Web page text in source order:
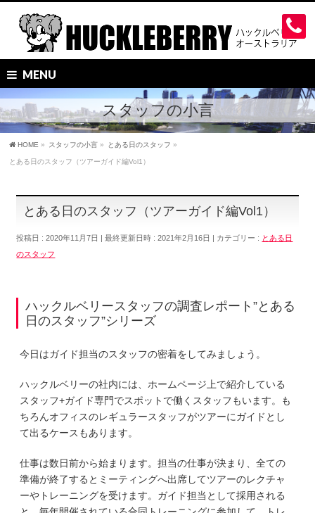
MENU
スタッフの小言
HOME » スタッフの小言 » とある日のスタッフ »
とある日のスタッフ（ツアーガイド編Vol1）
とある日のスタッフ（ツアーガイド編Vol1）
投稿日 : 2020年11月7日 最終更新日時 : 2021年2月16日 カテゴリー : とある日
のスタッフ
ハックルベリースタッフの調査レポート”とある
日のスタッフ”シリーズ
今日はガイド担当のスタッフの密着をしてみましょう。
ハックルベリーの社内には、ホームページ上で紹介している
スタッフ+ガイド専門でスポットで働くスタッフもいます。も
ちろんオフィスのレギュラースタッフがツアーにガイドとし
て出るケースもあります。
仕事は数日前から始まります。担当の仕事が決まり、全ての
準備が終了するとミーティングへ出席してツアーのレクチャ
ーやトレーニングを受けます。ガイド担当として採用される